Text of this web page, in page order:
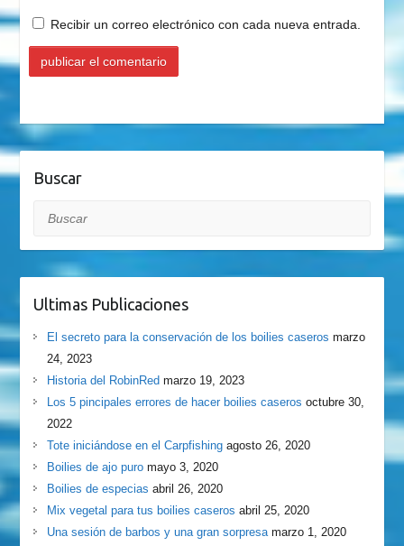
Recibir un correo electrónico con cada nueva entrada.
Buscar
Buscar
Ultimas Publicaciones
El secreto para la conservación de los boilies caseros marzo
24, 2023
Historia del RobinRed marzo 19, 2023
Los 5 pincipales errores de hacer boilies caseros octubre 30,
2022
Tote iniciándose en el Carpfishing agosto 26, 2020
Boilies de ajo puro mayo 3, 2020
Boilies de especias abril 26, 2020
Mix vegetal para tus boilies caseros abril 25, 2020
Una sesión de barbos y una gran sorpresa marzo 1, 2020